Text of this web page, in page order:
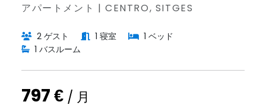
アパートメント | CENTRO, SITGES
2 ゲスト 1 寝室
1 ベッド
1 バスルーム
797 € / 月